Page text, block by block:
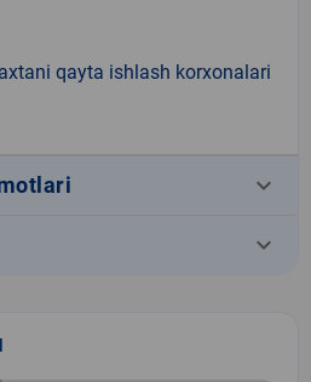
qayta ishlash korxonalari
keyboard_arrow_down
keyboard_arrow_down